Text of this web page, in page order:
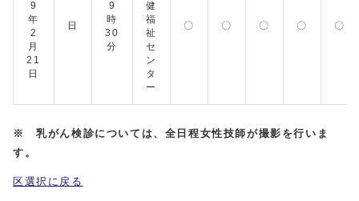
9
年
2
月
21
日
日
9
時
30
分
健
福
祉
セ
ン
タ
ー
〇 〇 〇 〇 〇
※ 乳がん検診については、全日程女性技師が撮影を行いま
す。
区選択に戻る